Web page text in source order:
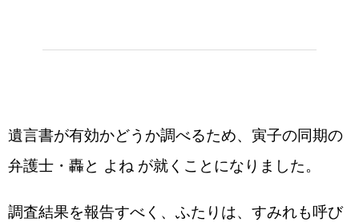
遺言書が有効かどうか調べるため、寅子の同期の
弁護士・轟と よね が就くことになりました。
調査結果を報告すべく、ふたりは、すみれも呼び